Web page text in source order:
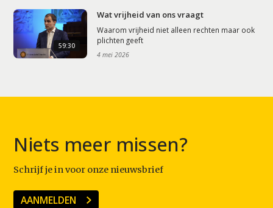
59:30
Wat vrijheid van ons vraagt
Waarom vrijheid niet alleen rechten maar ook
plichten geeft
4 mei 2026
Niets meer missen?
Schrijf je in voor onze nieuwsbrief
AANMELDEN